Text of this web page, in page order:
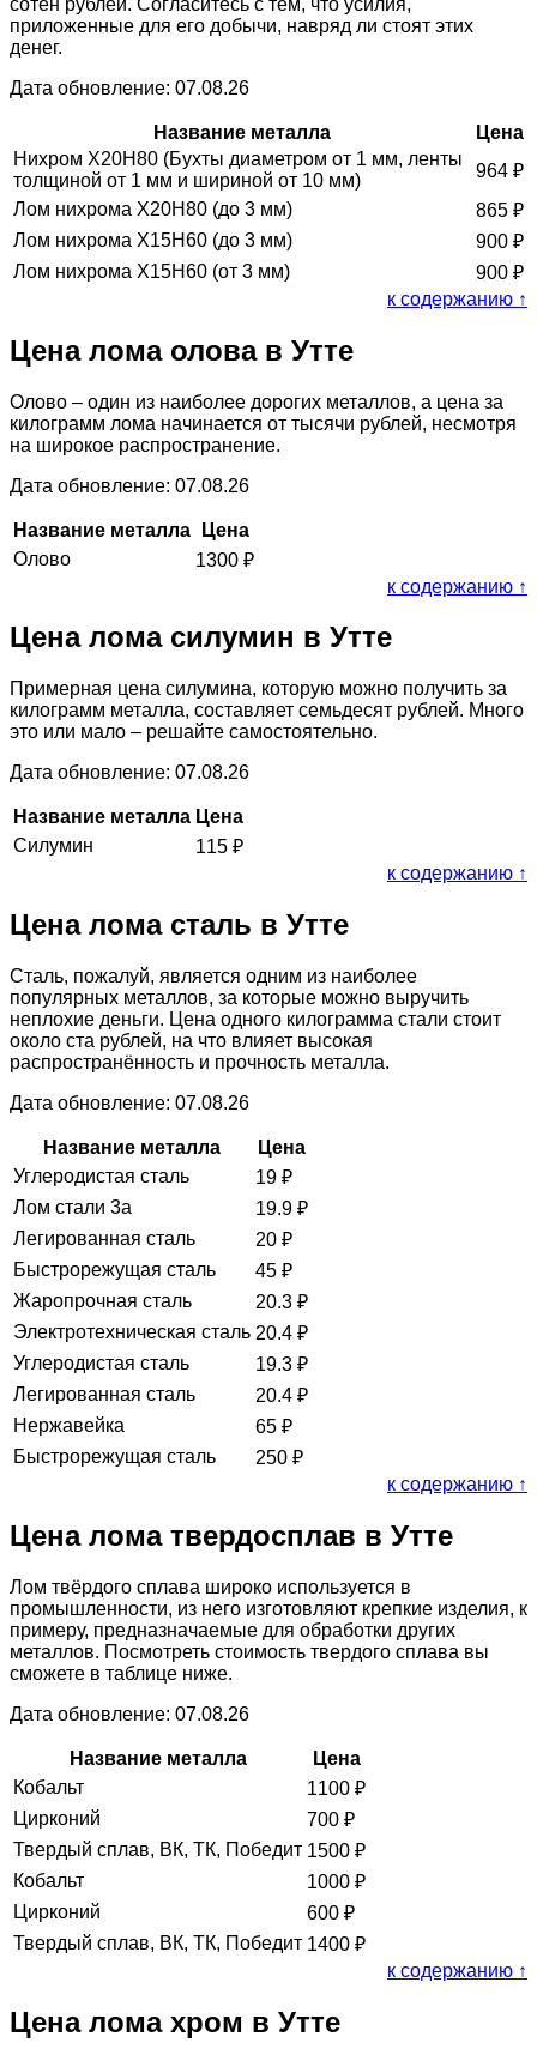
приложенные для его добычи, навряд ли стоят этих
денег.
Дата обновление: 07.08.26
Название металла
Цена
Нихром Х20Н80 (Бухты диаметром от 1 мм, ленты
толщиной от 1 мм и шириной от 10 мм)
964 ₽
Лом нихрома Х20Н80 (до 3 мм)
865 ₽
Лом нихрома Х15Н60 (до 3 мм)
900 ₽
Лом нихрома Х15Н60 (от 3 мм)
900 ₽
к содержанию ↑
Цена лома олова в Утте
Олово – один из наиболее дорогих металлов, а цена за
килограмм лома начинается от тысячи рублей, несмотря
на широкое распространение.
Дата обновление: 07.08.26
Название металла
Цена
Олово
1300 ₽
к содержанию ↑
Цена лома силумин в Утте
Примерная цена силумина, которую можно получить за
килограмм металла, составляет семьдесят рублей. Много
это или мало – решайте самостоятельно.
Дата обновление: 07.08.26
Название металла Цена
Силумин
115 ₽
к содержанию ↑
Цена лома сталь в Утте
Сталь, пожалуй, является одним из наиболее
популярных металлов, за которые можно выручить
неплохие деньги. Цена одного килограмма стали стоит
около ста рублей, на что влияет высокая
распространённость и прочность металла.
Дата обновление: 07.08.26
Название металла
Цена
Углеродистая сталь
19 ₽
Лом стали 3а
19.9 ₽
Легированная сталь
20 ₽
Быстрорежущая сталь
45 ₽
Жаропрочная сталь
20.3 ₽
Электротехническая сталь 20.4 ₽
Углеродистая сталь
19.3 ₽
Легированная сталь
20.4 ₽
Нержавейка
65 ₽
Быстрорежущая сталь
250 ₽
к содержанию ↑
Цена лома твердосплав в Утте
Лом твёрдого сплава широко используется в
промышленности, из него изготовляют крепкие изделия, к
примеру, предназначаемые для обработки других
металлов. Посмотреть стоимость твердого сплава вы
сможете в таблице ниже.
Дата обновление: 07.08.26
Название металла
Цена
Кобальт
1100 ₽
Цирконий
700 ₽
Твердый сплав, ВК, ТК, Победит 1500 ₽
Кобальт
1000 ₽
Цирконий
600 ₽
Твердый сплав, ВК, ТК, Победит 1400 ₽
к содержанию ↑
Цена лома хром в Утте